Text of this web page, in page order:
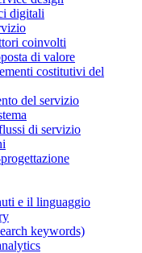
digitali
coinvolti
di valore
costitutivi del
del servizio
di servizio
e il linguaggio
keywords)